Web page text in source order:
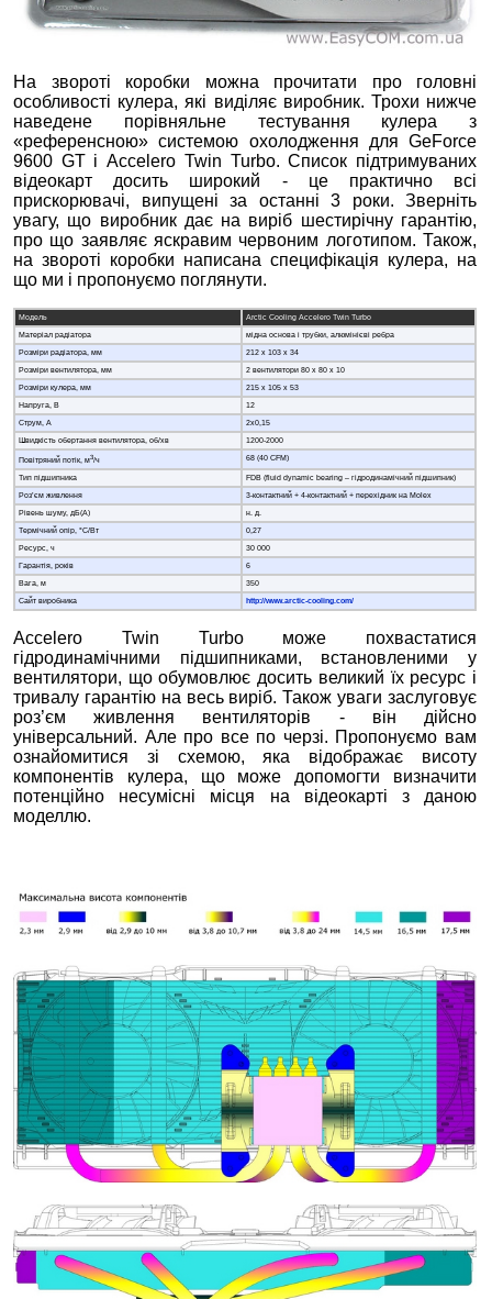
На звороті коробки можна прочитати про головні
особливості кулера, які виділяє виробник. Трохи нижче
наведене порівняльне тестування кулера з
«референсною» системою охолодження для GeForce
9600 GT і Accelero Twin Turbo. Список підтримуваних
відеокарт досить широкий - це практично всі
прискорювачі, випущені за останні 3 роки. Зверніть
увагу, що виробник дає на виріб шестирічну гарантію,
про що заявляє яскравим червоним логотипом. Також,
на звороті коробки написана специфікація кулера, на
що ми і пропонуємо поглянути.
Модель
Arctic Cooling Accelero Twin Turbo
Матеріал радіатора
мідна основа і трубки, алюмінієві ребра
Розміри радіатора, мм
212 х 103 х 34
Розміри вентилятора, мм
2 вентилятори 80 x 80 x 10
Розміри кулера, мм
215 х 105 х 53
Напруга, В
12
Струм, А
2x0,15
Швидкість обертання вентилятора, об/хв
1200-2000
Повітряний потік, м3/ч 68 (40 CFM)
Тип підшипника
FDB (fluid dynamic bearing – гідродинамічний підшипник)
Роз’єм живлення
3-контактний + 4-контактний + перехідник на Molex
Рівень шуму, дБ(А)
н. д.
Термічний опір, °С/Вт
0,27
Ресурс, ч
30 000
Гарантія, років
6
Вага, м
350
Сайт виробника
http://www.arctic-cooling.com/
Accelero Twin Turbo може похвастатися
гідродинамічними підшипниками, встановленими у
вентилятори, що обумовлює досить великий їх ресурс і
тривалу гарантію на весь виріб. Також уваги заслуговує
роз’єм живлення вентиляторів - він дійсно
універсальний. Але про все по черзі. Пропонуємо вам
ознайомитися зі схемою, яка відображає висоту
компонентів кулера, що може допомогти визначити
потенційно несумісні місця на відеокарті з даною
моделлю.